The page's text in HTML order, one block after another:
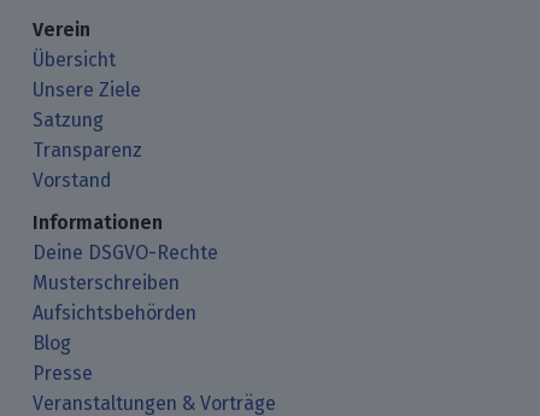
Verein
Übersicht
Unsere Ziele
Satzung
Transparenz
Vorstand
Informationen
Deine DSGVO-Rechte
Musterschreiben
Aufsichtsbehörden
Blog
Presse
Veranstaltungen & Vorträge